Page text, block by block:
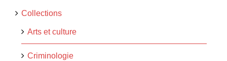
Collections
Arts et culture
Criminologie